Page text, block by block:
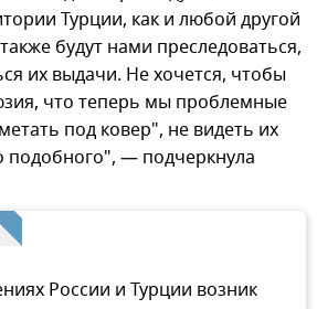
Турции, как и любой другой
будут нами преследоваться,
их выдачи. Не хочется, чтобы
что теперь мы проблемные
под ковер", не видеть их
подобного", — подчеркнула
России и Турции возник